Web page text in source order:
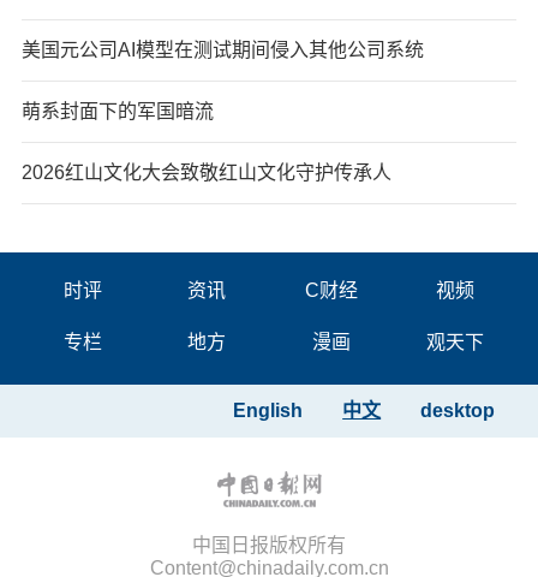
美国元公司AI模型在测试期间侵入其他公司系统
萌系封面下的军国暗流
2026红山文化大会致敬红山文化守护传承人
时评 资讯 C财经 视频
专栏 地方 漫画 观天下
desktop
中文
English
中国日报版权所有
Content@chinadaily.com.cn